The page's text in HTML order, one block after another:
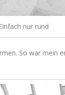
nur rund
So war mein